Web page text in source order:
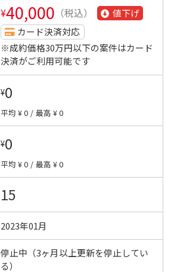
¥40,000 （税込）
値下げ
カード決済対応
※成約価格30万円以下の案件はカード
決済がご利用可能です
¥0
平均 ¥ 0 / 最高 ¥ 0
¥0
平均 ¥ 0 / 最高 ¥ 0
15
2023年01月
停止中（3ヶ月以上更新を停止してい
る）